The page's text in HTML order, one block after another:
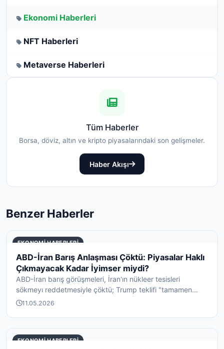
Ekonomi Haberleri
NFT Haberleri
Metaverse Haberleri
Tüm Haberler
Borsa, döviz, altın ve kripto piyasalarındaki son gelişmeler.
Haber Akışı
Benzer Haberler
EKONOMI HABERLERI
ABD-İran Barış Anlaşması Çöktü: Piyasalar Haklı
Çıkmayacak Kadar İyimser miydi?
ABD-İran barış görüşmeleri, İran'ın nükleer tesisleri
sökmeyı reddetmesiyle çöktü; Trump teklifi "tamamen
kabu...
11.05.2026
EKONOMI HABERLERI